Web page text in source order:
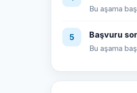
Bu aşama
5 Başvuru
Bu aşama